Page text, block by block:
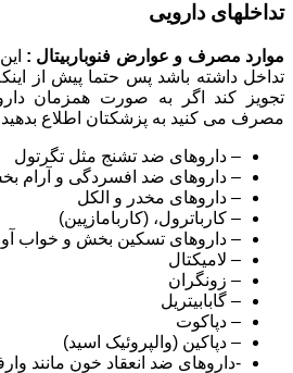
تداخلهای دارویی
موارد مصرف و عوارض فنوباربیتال :
تداخل داشته باشد پس حتما پیش از
تجویز کند اگر به صورت همزمان
مصرف می کنید به پزشکتان اطلاع
– داروهای ضد تشنج مثل تگرتول
– داروهای ضد افسردگی و آرام
– داروهای مخدر و الکل
– کارباترول، (کاربامازپين)
– داروهای تسکین بخش و خواب
– لاميکتال
– زونگران
– گابابيتريل
– دپاکوت
– دپاکين (والپروئيک اسيد)
-داروهای ضد انعقاد خون مانند